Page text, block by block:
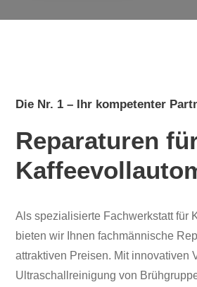
Die Nr. 1 – Ihr kompetenter
Reparaturen
Als spezialisierte Fachwerkstatt für
bieten wir Ihnen fachmännische
attraktiven Preisen. Mit innovativen
Ultraschallreinigung von